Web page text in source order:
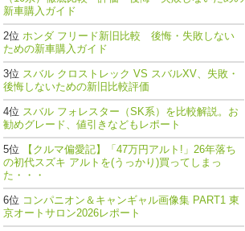
新車購入ガイド
ホンダ フリード新旧比較 後悔・失敗しない
ための新車購入ガイド
スバル クロストレック VS スバルXV、失敗・
後悔しないための新旧比較評価
スバル フォレスター（SK系）を比較解説。お
勧めグレード、値引きなどもレポート
【クルマ偏愛記】「47万円アルト!」26年落ち
の初代スズキ アルトを(うっかり)買ってしまっ
た・・・
コンパニオン＆キャンギャル画像集 PART1 東
京オートサロン2026レポート